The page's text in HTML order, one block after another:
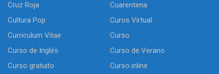
Cruz Roja
Cuarentena
Cultura Pop
Curos Virtual
Curriculum Vitae
Curso
Curso de Inglés
Curso de Verano
Curso gratuito
Curso inline